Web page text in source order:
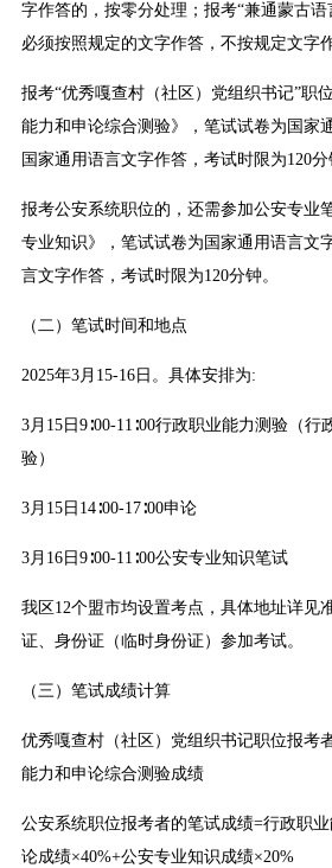
字作答的，按零分处理；报考“兼通蒙古语
必须按照规定的文字作答，不按规定文字
报考“优秀嘎查村（社区）党组织书记”职
能力和申论综合测验》，笔试试卷为国家
国家通用语言文字作答，考试时限为120分
报考公安系统职位的，还需参加公安专业
专业知识》，笔试试卷为国家通用语言文
言文字作答，考试时限为120分钟。
（二）笔试时间和地点
2025年3月15-16日。具体安排为:
3月15日9∶00-11∶00行政职业能力测验（行
验）
3月15日14∶00-17∶00申论
3月16日9∶00-11∶00公安专业知识笔试
我区12个盟市均设置考点，具体地址详见
证、身份证（临时身份证）参加考试。
（三）笔试成绩计算
优秀嘎查村（社区）党组织书记职位报考
能力和申论综合测验成绩
公安系统职位报考者的笔试成绩=行政职
论成绩×40%+公安专业知识成绩×20%